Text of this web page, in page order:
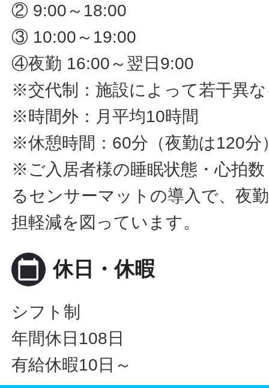
② 9:00～18:00
③ 10:00～19:00
④夜勤 16:00～翌日9:00
※交代制：施設によって若干異
※時間外：月平均10時間
※休憩時間：60分（夜勤は120分
※ご入居者様の睡眠状態・心拍
るセンサーマットの導入で、夜
担軽減を図っています。
calendar_today 休日・休暇
シフト制
年間休日108日
有給休暇10日～